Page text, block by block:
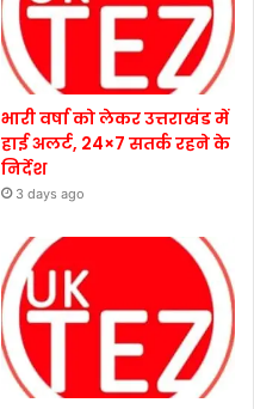
भारी वर्षा को लेकर उत्तराखंड में
हाई अलर्ट, 24×7 सतर्क रहने के
निर्देश
3 days ago